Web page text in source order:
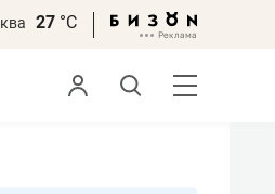
27 °С